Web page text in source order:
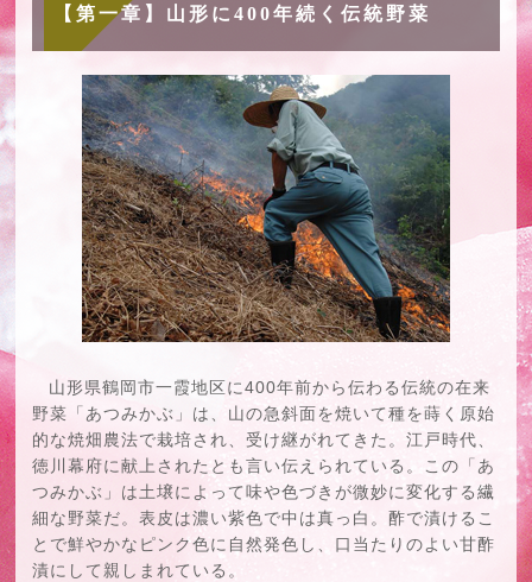
【第一章】山形に400年続く伝統野菜
山形県鶴岡市一霞地区に400年前から伝わる伝統の在来
野菜「あつみかぶ」は、山の急斜面を焼いて種を蒔く原始
的な焼畑農法で栽培され、受け継がれてきた。江戸時代、
徳川幕府に献上されたとも言い伝えられている。この「あ
つみかぶ」は土壌によって味や色づきが微妙に変化する繊
細な野菜だ。表皮は濃い紫色で中は真っ白。酢で漬けるこ
とで鮮やかなピンク色に自然発色し、口当たりのよい甘酢
漬にして親しまれている。